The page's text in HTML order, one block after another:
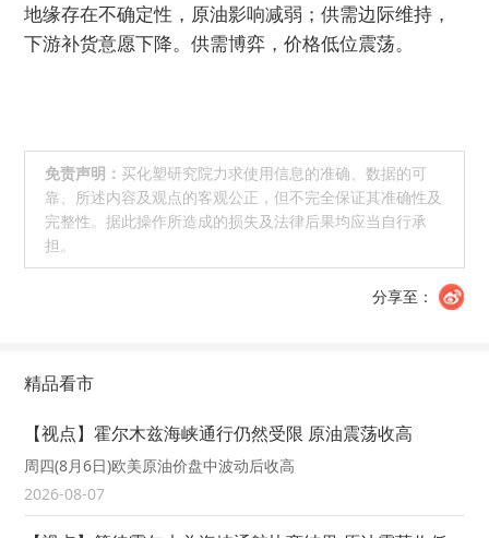
地缘存在不确定性，原油影响减弱；供需边际维持，
下游补货意愿下降。供需博弈，价格低位震荡。
免责声明： 买化塑研究院力求使用信息的准确、数据的可
靠、所述内容及观点的客观公正，但不完全保证其准确性及
完整性。据此操作所造成的损失及法律后果均应当自行承
担。
分享至：
精品看市
【视点】霍尔木兹海峡通行仍然受限 原油震荡收高
周四(8月6日)欧美原油价盘中波动后收高
2026-08-07